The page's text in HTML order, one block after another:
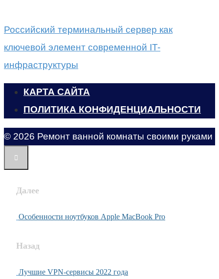
Российский терминальный сервер как
ключевой элемент современной IT-
инфраструктуры
КАРТА САЙТА
ПОЛИТИКА КОНФИДЕНЦИАЛЬНОСТИ
© 2026 Ремонт ванной комнаты своими руками
Далее
Особенности ноутбуков Apple MacBook Pro
Назад
Лучшие VPN-сервисы 2022 года